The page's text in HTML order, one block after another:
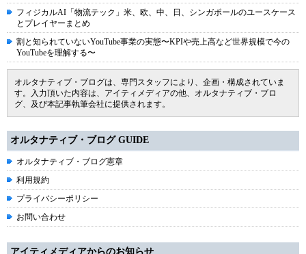
フィジカルAI「物流テック」米、欧、中、日、シンガポールのユースケース
とプレイヤーまとめ
割と知られていないYouTube事業の実態〜KPIや売上高など世界規模で今の
YouTubeを理解する〜
オルタナティブ・ブログは、専門スタッフにより、企画・構成されていま
す。入力頂いた内容は、アイティメディアの他、オルタナティブ・ブロ
グ、及び本記事執筆会社に提供されます。
オルタナティブ・ブログ GUIDE
オルタナティブ・ブログ憲章
利用規約
プライバシーポリシー
お問い合わせ
アイティメディアからのお知らせ